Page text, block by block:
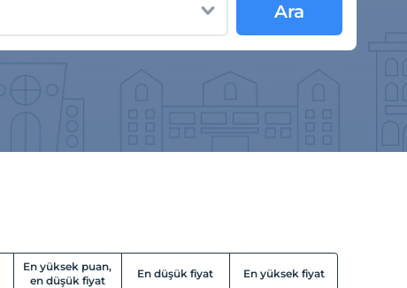
Ara
En yüksek puan,
en düşük fiyat
En düşük fiyat En yüksek fiyat